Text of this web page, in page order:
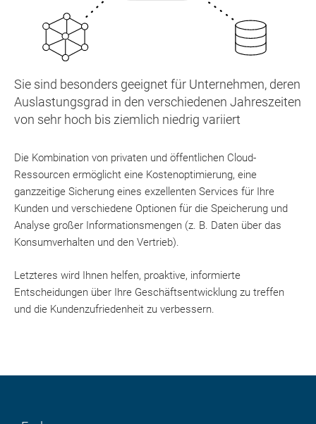
Sie sind besonders geeignet für Unternehmen, deren
Auslastungsgrad in den verschiedenen Jahreszeiten
von sehr hoch bis ziemlich niedrig variiert
Die Kombination von privaten und öffentlichen Cloud-
Ressourcen ermöglicht eine Kostenoptimierung, eine
ganzzeitige Sicherung eines exzellenten Services für Ihre
Kunden und verschiedene Optionen für die Speicherung und
Analyse großer Informationsmengen (z. B. Daten über das
Konsumverhalten und den Vertrieb).
Letzteres wird Ihnen helfen, proaktive, informierte
Entscheidungen über Ihre Geschäftsentwicklung zu treffen
und die Kundenzufriedenheit zu verbessern.